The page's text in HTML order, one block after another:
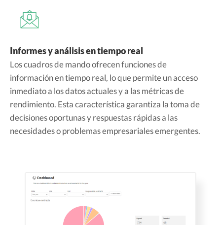
Informes y análisis en tiempo real
Los cuadros de mando ofrecen funciones de
información en tiempo real, lo que permite un acceso
inmediato a los datos actuales y a las métricas de
rendimiento. Esta característica garantiza la toma de
decisiones oportunas y respuestas rápidas a las
necesidades o problemas empresariales emergentes.